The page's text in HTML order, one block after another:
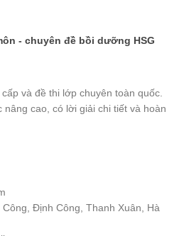
- chuyên đề bồi dưỡng HSG
và đề thi lớp chuyên toàn quốc.
cao, có lời giải chi tiết và hoàn
Định Công, Thanh Xuân, Hà